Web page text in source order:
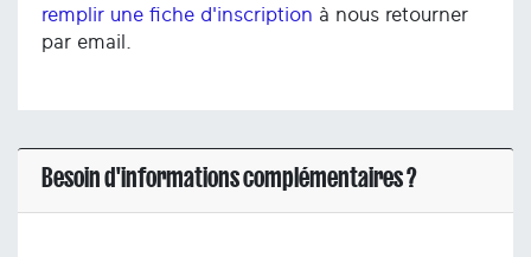
remplir une fiche d'inscription à nous retourner
par email.
Besoin d'informations complémentaires ?